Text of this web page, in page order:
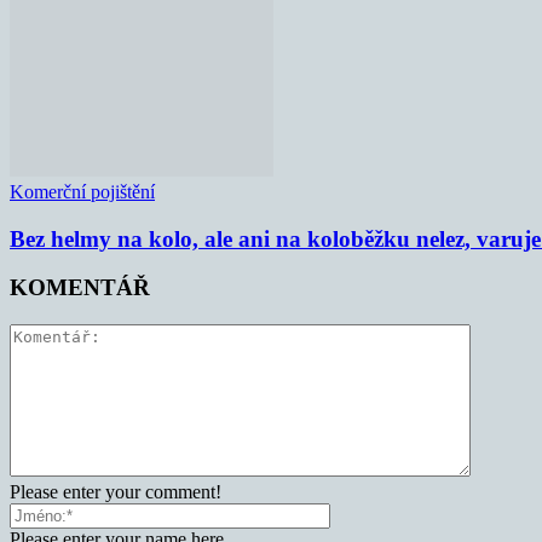
Komerční pojištění
Bez helmy na kolo, ale ani na koloběžku nelez,
KOMENTÁŘ
Please enter your comment!